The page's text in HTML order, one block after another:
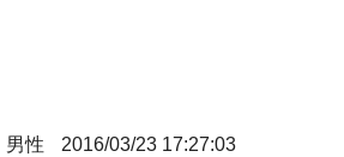
男性 2016/03/23 17:27:03